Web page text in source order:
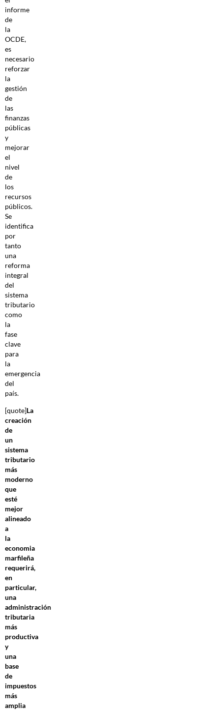
informe
de
la
OCDE,
es
necesario
reforzar
la
gestión
de
las
finanzas
públicas
y
mejorar
el
nivel
de
los
recursos
públicos.
Se
identifica
por
tanto
una
reforma
integral
del
sistema
tributario
como
la
fase
clave
para
la
emergencia
del
país.
[quote]La
creación
de
un
sistema
tributario
más
moderno
que
esté
mejor
alineado
a
la
economia
marfileña
requerirá,
en
particular,
una
administración
tributaria
más
productiva
y
una
base
de
impuestos
más
amplia